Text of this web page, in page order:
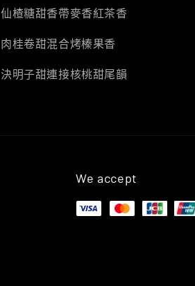
仙楂糖甜香帶麥香紅茶香
肉桂卷甜混合烤榛果香
決明子甜連接核桃甜尾韻
We accept